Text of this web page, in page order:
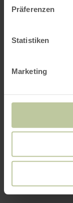
Präferenzen
Statistiken
Marketing